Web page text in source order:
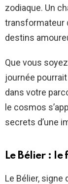
zodiaque. Un
transformateur
destins
Que vous
journée
dans votre
le cosmos
secrets d’une
Le Bélier :
Le Bélier, signe